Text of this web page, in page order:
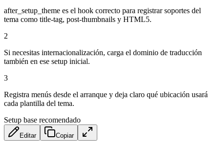
after_setup_theme es el hook correcto para registrar soportes del
tema como title-tag, post-thumbnails y HTML5.
2
Si necesitas internacionalización, carga el dominio de traducción
también en ese setup inicial.
3
Registra menús desde el arranque y deja claro qué ubicación usará
cada plantilla del tema.
Setup base recomendado
Editar Copiar